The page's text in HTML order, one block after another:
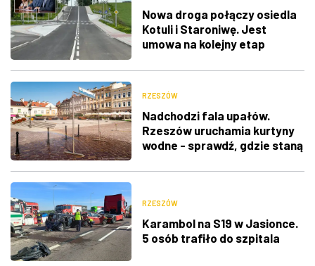
Nowa droga połączy osiedla
Kotuli i Staroniwę. Jest
umowa na kolejny etap
RZESZÓW
Nadchodzi fala upałów.
Rzeszów uruchamia kurtyny
wodne - sprawdź, gdzie staną
RZESZÓW
Karambol na S19 w Jasionce.
5 osób trafiło do szpitala